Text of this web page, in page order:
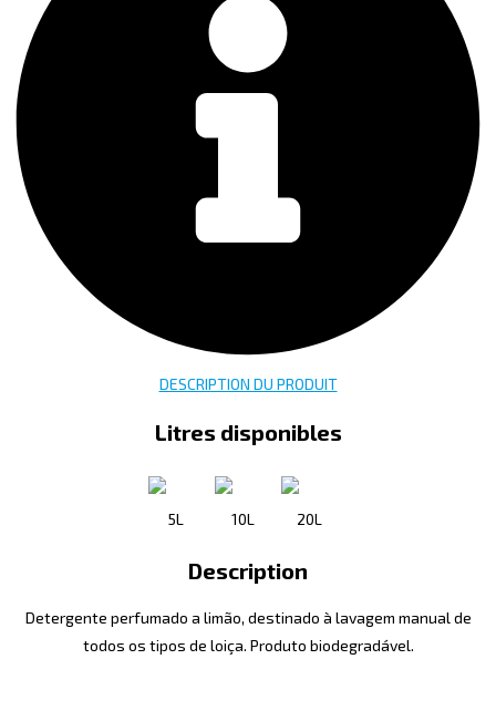
DESCRIPTION DU PRODUIT
Litres disponibles
5L 10L 20L
Description
Detergente perfumado a limão, destinado à lavagem manual de
todos os tipos de loiça. Produto biodegradável.